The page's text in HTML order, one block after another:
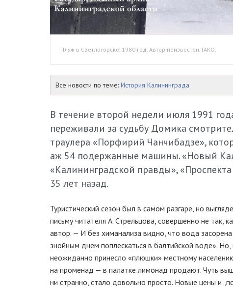
Пляж в Светлогорске. 1980 год. Автор неизвестен. ГАКО.
Все новости по теме: История Калининграда
В течение второй недели июля 1991
переживали за судьбу Домика
траулера «Порфирий Чанчибадзе»,
аж 54 подержанные машины. «Новый
«Калининградской правды»,
35 лет назад.
Туристический сезон был в самом разгаре, но
письму читателя А. Стрельцова, совершенно не так,
автор. — И без химанализа видно, что вода
знойным днем поплескаться в балтийской воде».
неожиданно принесло «плюшки» местному
на променад — в палатке лимонад продают. Чуть
ни странно, стало довольно просто. Новые цены и